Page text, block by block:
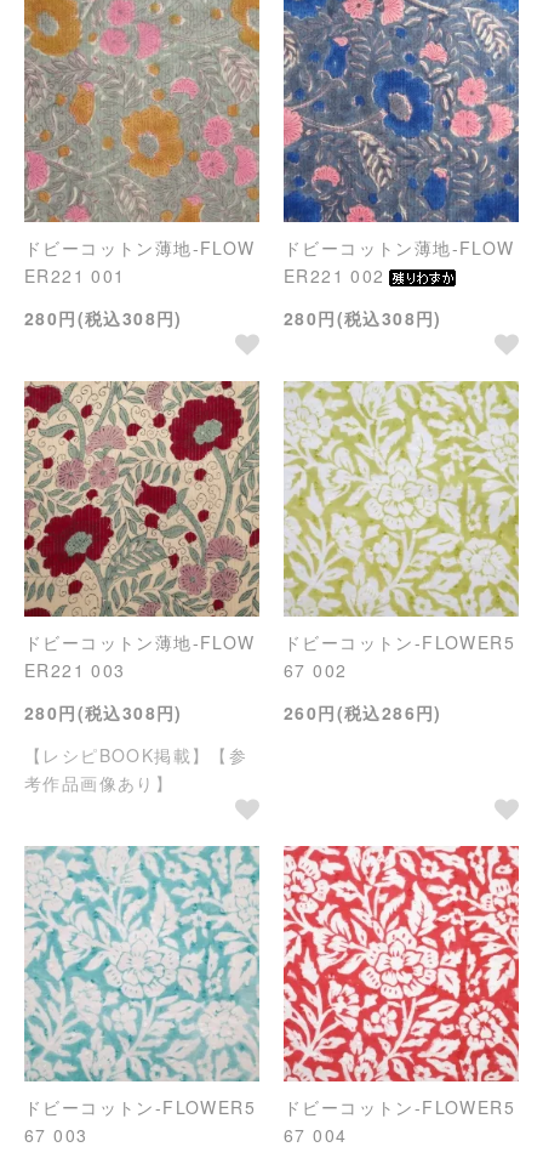
ドビーコットン薄地-FLOW
ER221 001
280円(税込308円)
ドビーコットン薄地-FLOW
ER221 002
280円(税込308円)
ドビーコットン薄地-FLOW
ER221 003
280円(税込308円)
【レシピBOOK掲載】【参
考作品画像あり】
ドビーコットン-FLOWER5
67 002
260円(税込286円)
ドビーコットン-FLOWER5
67 003
ドビーコットン-FLOWER5
67 004